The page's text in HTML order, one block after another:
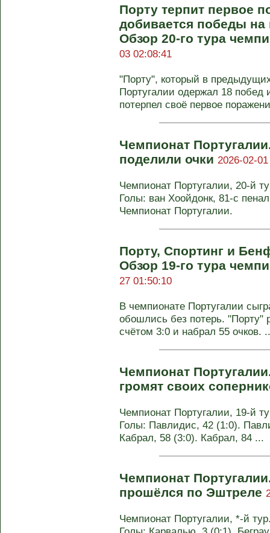
Порту терпит первое
добивается победы на
Обзор 20-го тура
03 02:08:41
"Порту", который в
Португалии одержал 18 побед
потерпел своё первое
Чемпионат
поделили очки 2026-02-
Чемпионат Португалии, 20-й
Голы: ван Хоойдонк, 81-с
Чемпионат Португалии.
Порту, Спортинг и
Обзор 19-го тура
27 01:50:10
В чемпионате Португалии
обошлись без потерь. "Порту"
счётом 3:0 и набрал 55 очков.
Чемпионат
громят своих
Чемпионат Португалии, 19-й
Голы: Павлидис, 42 (1:0).
Кабрал, 58 (3:0). Кабрал, 84 ...
Чемпионат
прошёлся по Эштреле
Чемпионат Португалии, *-й